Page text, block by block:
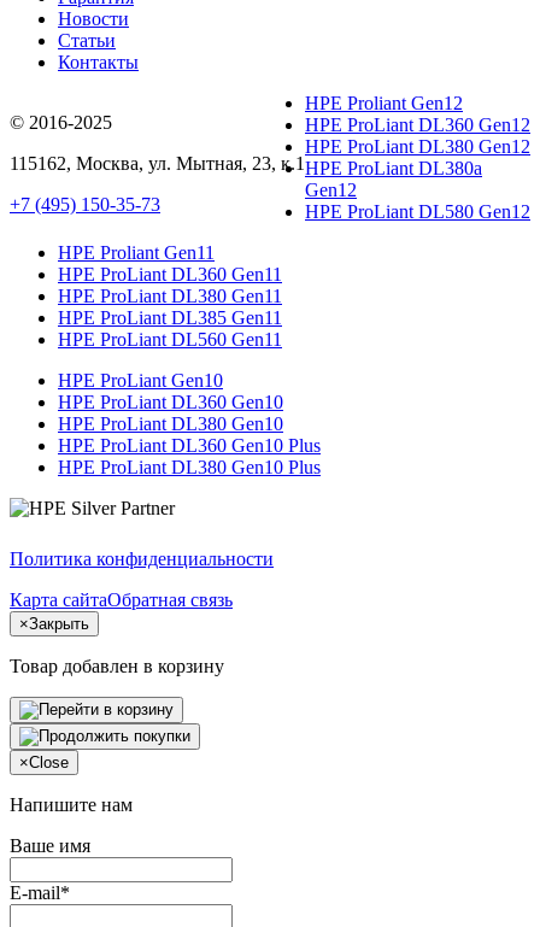
Новости
Статьи
Контакты
© 2016-2025
115162, Москва, ул. Мытная, 23, к.1
+7 (495) 150-35-73
HPE Proliant Gen12
HPE ProLiant DL360 Gen12
HPE ProLiant DL380 Gen12
HPE ProLiant DL380a
Gen12
HPE ProLiant DL580 Gen12
HPE Proliant Gen11
HPE ProLiant DL360 Gen11
HPE ProLiant DL380 Gen11
HPE ProLiant DL385 Gen11
HPE ProLiant DL560 Gen11
HPE ProLiant Gen10
HPE ProLiant DL360 Gen10
HPE ProLiant DL380 Gen10
HPE ProLiant DL360 Gen10 Plus
HPE ProLiant DL380 Gen10 Plus
Политика конфиденциальности
Карта сайтаОбратная связь
×Закрыть
Товар добавлен в корзину
×Close
Напишите нам
Ваше имя
E-mail*